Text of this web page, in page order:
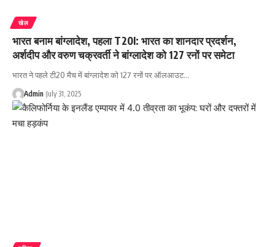
खेल
भारत बनाम बांग्लादेश, पहला T20I: भारत का शानदार प्रदर्शन,
अर्शदीप और वरुण चक्रवर्ती ने बांग्लादेश को 127 रनों पर समेटा
भारत ने पहले टी20 मैच में बांग्लादेश को 127 रनों पर ऑलआउट…
Admin July 31, 2025